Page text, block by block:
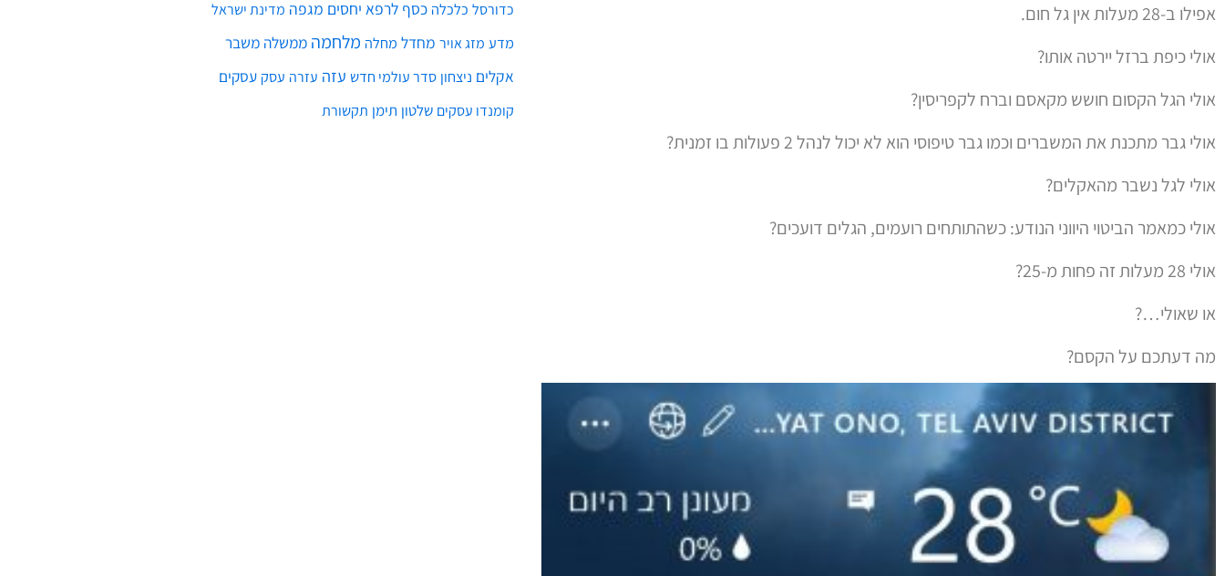
אולי כיפת ברזל יירטה אותו?
אולי הגל הקסום חושש מקאסם וברח לקפריסין?
אולי גבר מתכנת את המשברים וכמו גבר טיפוסי הוא לא יכול לנהל 2 פעולות בו זמנית?
אולי לגל נשבר מהאקלים?
אולי כמאמר הביטוי היווני הנודע: כשהתותחים רועמים, הגלים דועכים?
אולי 28 מעלות זה פחות מ-25?
או שאולי…?
מה דעתכם על הקסם?
מדעמזג אויר מחדל מחלה מלחמהממשלה משבר
אקלים ניצחון סדר עולמי חדש עזהעזרה עסק עסקים
קומנדו עסקים שלטון תימןתקשורת